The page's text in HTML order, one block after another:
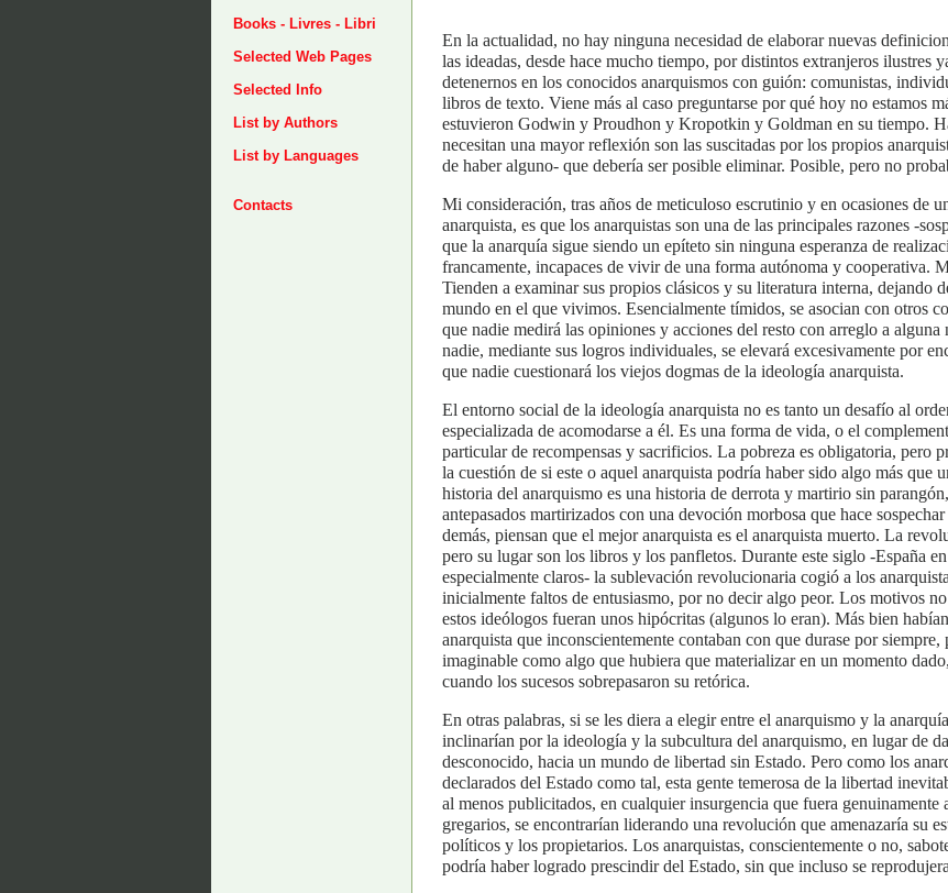
Books - Livres - Libri
Selected Web Pages
Selected Info
List by Authors
List by Languages
Contacts
En la actualidad, no hay ninguna necesidad de elaborar nuevas
las ideadas, desde hace mucho tiempo, por distintos extranjeros ilustres
detenernos en los conocidos anarquismos con guión: comunistas,
libros de texto. Viene más al caso preguntarse por qué hoy no estamos
estuvieron Godwin y Proudhon y Kropotkin y Goldman en su tiempo.
necesitan una mayor reflexión son las suscitadas por los propios
de haber alguno- que debería ser posible eliminar. Posible, pero no
Mi consideración, tras años de meticuloso escrutinio y en ocasiones de
anarquista, es que los anarquistas son una de las principales razones -
que la anarquía sigue siendo un epíteto sin ninguna esperanza de
francamente, incapaces de vivir de una forma autónoma y cooperativa.
Tienden a examinar sus propios clásicos y su literatura interna, dejando
mundo en el que vivimos. Esencialmente tímidos, se asocian con otros
que nadie medirá las opiniones y acciones del resto con arreglo a
nadie, mediante sus logros individuales, se elevará excesivamente por
que nadie cuestionará los viejos dogmas de la ideología anarquista.
El entorno social de la ideología anarquista no es tanto un desafío al
especializada de acomodarse a él. Es una forma de vida, o el
particular de recompensas y sacrificios. La pobreza es obligatoria, pero
la cuestión de si este o aquel anarquista podría haber sido algo más que
historia del anarquismo es una historia de derrota y martirio sin
antepasados martirizados con una devoción morbosa que hace
demás, piensan que el mejor anarquista es el anarquista muerto. La
pero su lugar son los libros y los panfletos. Durante este siglo -España
especialmente claros- la sublevación revolucionaria cogió a los
inicialmente faltos de entusiasmo, por no decir algo peor. Los motivos
estos ideólogos fueran unos hipócritas (algunos lo eran). Más bien
anarquista que inconscientemente contaban con que durase por
imaginable como algo que hubiera que materializar en un momento
cuando los sucesos sobrepasaron su retórica.
En otras palabras, si se les diera a elegir entre el anarquismo y la
inclinarían por la ideología y la subcultura del anarquismo, en lugar de
desconocido, hacia un mundo de libertad sin Estado. Pero como los
declarados del Estado como tal, esta gente temerosa de la libertad
al menos publicitados, en cualquier insurgencia que fuera genuinamente
gregarios, se encontrarían liderando una revolución que amenazaría su
políticos y los propietarios. Los anarquistas, conscientemente o no,
podría haber logrado prescindir del Estado, sin que incluso se